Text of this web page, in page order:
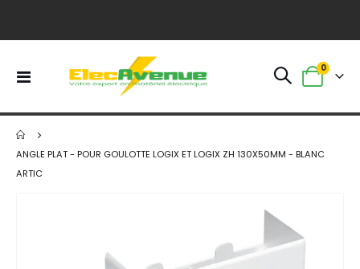
Basculer
Panier
0
ANGLE PLAT - POUR GOULOTTE LOGIX ET LOGIX ZH 130X50MM - BLANC
ARTIC